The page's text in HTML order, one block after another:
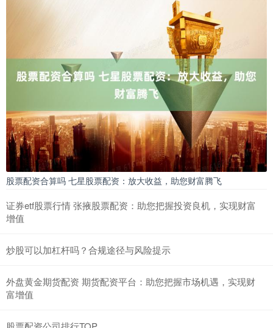
股票配资合算吗 七星股票配资：放大收益，助您财富腾飞
证券etf股票行情 张掖股票配资：助您把握投资良机，实现财富
增值
炒股可以加杠杆吗？合规途径与风险提示
外盘黄金期货配资 期货配资平台：助您把握市场机遇，实现财
富增值